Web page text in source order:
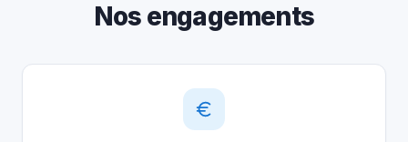
Nos engagements